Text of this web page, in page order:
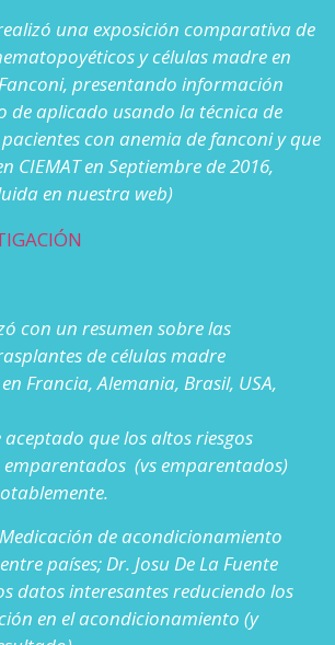
una exposición comparativa de
y células madre en
presentando información
de aplicado usando la técnica de
con anemia de fanconi y que
CIEMAT en Septiembre de 2016,
en nuestra web)
con un resumen sobre las
de células madre
Francia, Alemania, Brasil, USA,
aceptado que los altos riesgos
(vs emparentados)
de acondicionamiento
países; Dr. Josu De La Fuente
datos interesantes reduciendo los
en el acondicionamiento (y